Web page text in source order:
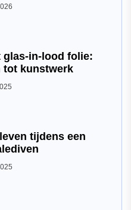
glas-in-lood folie:
tot kunstwerk
tijdens een